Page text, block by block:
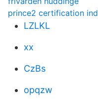
prince2 certification
LZLKL
xx
CzBs
opqzw